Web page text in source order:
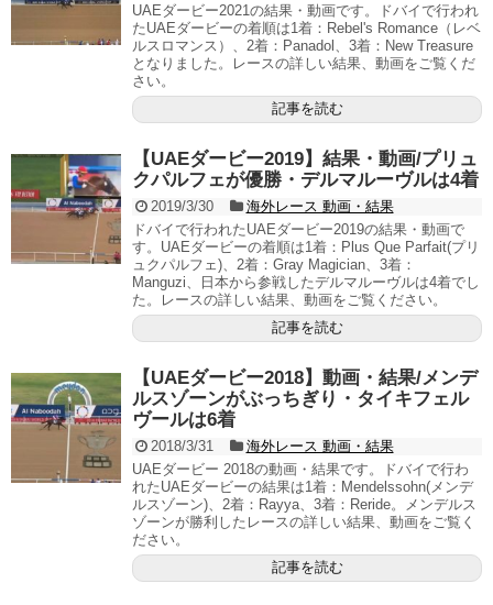
UAEダービー2021の結果・動画です。ドバイで行われ
たUAEダービーの着順は1着：Rebel's Romance（レベ
ルスロマンス）、2着：Panadol、3着：New Treasure
となりました。レースの詳しい結果、動画をご覧くだ
さい。
記事を読む
【UAEダービー2019】結果・動画/プリュ
クパルフェが優勝・デルマルーヴルは4着
2019/3/30
海外レース 動画・結果
ドバイで行われたUAEダービー2019の結果・動画で
す。UAEダービーの着順は1着：Plus Que Parfait(プリ
ュクパルフェ)、2着：Gray Magician、3着：
Manguzi、日本から参戦したデルマルーヴルは4着でし
た。レースの詳しい結果、動画をご覧ください。
記事を読む
【UAEダービー2018】動画・結果/メンデ
ルスゾーンがぶっちぎり・タイキフェル
ヴールは6着
2018/3/31
海外レース 動画・結果
UAEダービー 2018の動画・結果です。ドバイで行わ
れたUAEダービーの結果は1着：Mendelssohn(メンデ
ルスゾーン)、2着：Rayya、3着：Reride。メンデルス
ゾーンが勝利したレースの詳しい結果、動画をご覧く
ださい。
記事を読む